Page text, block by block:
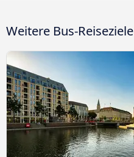
Weitere Bus-Reiseziele